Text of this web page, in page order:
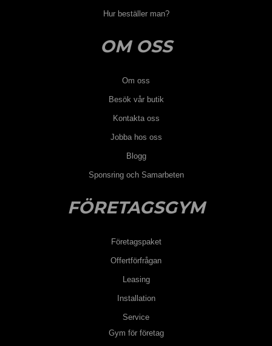
Hur beställer man?
OM OSS
Om oss
Besök vår butik
Kontakta oss
Jobba hos oss
Blogg
Sponsring och Samarbeten
FÖRETAGSGYM
Företagspaket
Offertförfrågan
Leasing
Installation
Service
Gym för företag